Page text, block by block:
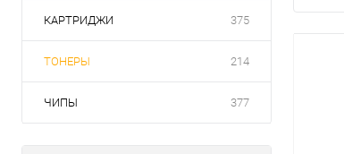
КАРТРИДЖИ 375
ТОНЕРЫ 214
ЧИПЫ 377